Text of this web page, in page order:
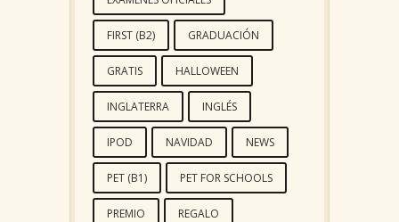
FIRST (B2) GRADUACIÓN
GRATIS HALLOWEEN
INGLATERRA INGLÉS
IPOD NAVIDAD NEWS
PET (B1) PET FOR SCHOOLS
PREMIO REGALO